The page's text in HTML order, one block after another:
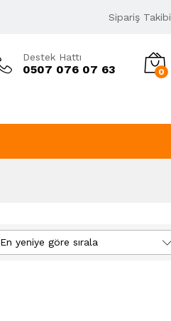
Sipariş Takibi
Destek Hattı
0507 076 07 63 0
En yeniye göre sırala